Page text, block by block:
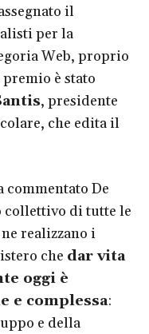
il
per la
Web, proprio
è stato
, presidente
che edita il
commentato De
collettivo di tutte le
realizzano i
che dar vita
oggi è
e complessa:
e della